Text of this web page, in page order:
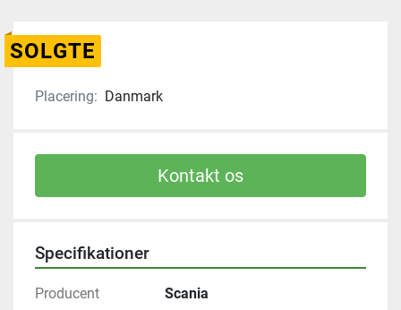
SOLGTE
Placering: Danmark
Kontakt os
Specifikationer
Producent Scania